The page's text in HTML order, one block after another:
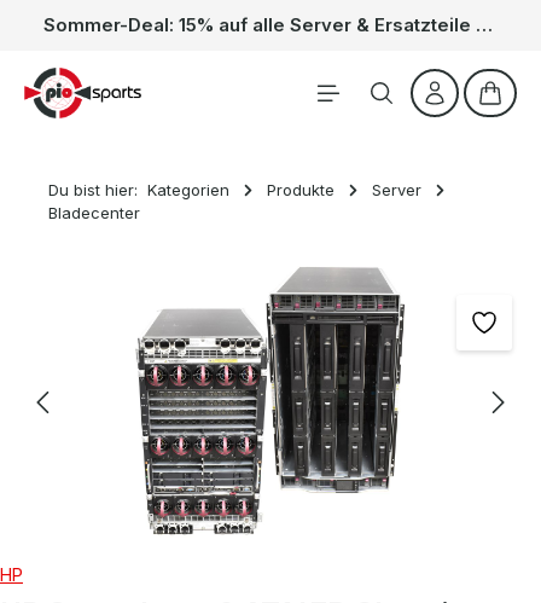
Zum Hauptinhalt springen Sommer-Deal: 15% auf alle Server & Ersatzteile – Kein Code nötig, der Rabatt wird automatisch im Warenkorb abgezogen. Gültig vom 01.06. bis 31.08.
Du bist hier: Kategorien Produkte
Server
Bladecenter
HP